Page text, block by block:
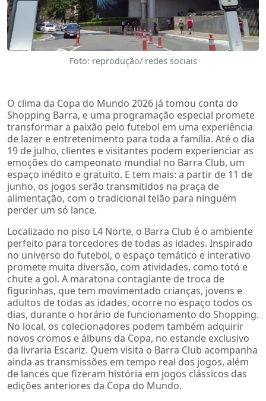
Foto: reprodução/ redes sociais
O clima da Copa do Mundo 2026 já tomou conta do
Shopping Barra, e uma programação especial promete
transformar a paixão pelo futebol em uma experiência
de lazer e entretenimento para toda a família. Até o dia
19 de julho, clientes e visitantes podem experienciar as
emoções do campeonato mundial no Barra Club, um
espaço inédito e gratuito. E tem mais: a partir de 11 de
junho, os jogos serão transmitidos na praça de
alimentação, com o tradicional telão para ninguém
perder um só lance.
Localizado no piso L4 Norte, o Barra Club é o ambiente
perfeito para torcedores de todas as idades. Inspirado
no universo do futebol, o espaço temático e interativo
promete muita diversão, com atividades, como totó e
chute a gol. A maratona contagiante de troca de
figurinhas, que tem movimentado crianças, jovens e
adultos de todas as idades, ocorre no espaço todos os
dias, durante o horário de funcionamento do Shopping.
No local, os colecionadores podem também adquirir
novos cromos e álbuns da Copa, no estande exclusivo
da livraria Escariz. Quem visita o Barra Club acompanha
ainda as transmissões em tempo real dos jogos, além
de lances que fizeram história em jogos clássicos das
edições anteriores da Copa do Mundo.